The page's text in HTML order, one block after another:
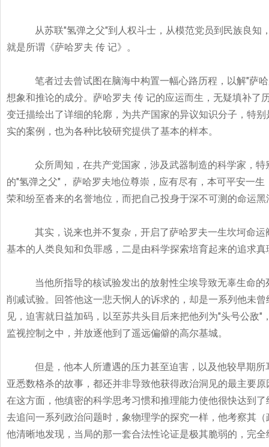
从苏联"氢弹之父"到人权斗士，从模范党员到民族良知
就是所谓《萨哈罗夫 传 记》。
笔者过去曾试图在脑海中构置一幅心路历程，以解"萨
想象和推论的成分。萨哈罗夫 传 记的应运而生，无疑填补了
变迁描绘出了详细的轮廓，为共产国家的异议知识分子，特
实的案例，也为各种比较研究提供了基本的样本。
众所周知，在共产党国家，涉及武器制造的科学家，
的"氢弹之父" ，
萨哈罗夫地位尊崇，应有尽有，本可平安一
荣和纷至沓来的名誉地位，而把自己投身于深不可测的命运
其实，说来也并不复杂，开启了萨哈罗夫一生坎坷命
基本的人类良知和负罪感，二是由科学探索培育起来的追求
当他所指导的核试验发出的放射性尘埃导致无辜生命
削减试验。回答他这一悲天悯人的诉求的，却是一系列他未
见，迫害就日益加码，以至苏共头目后来把他列为"头号公敌"
监视控制之中，并放逐他到了遥远偏僻的高尔基城。
但是，他本人所遭遇的压力甚至迫害，以及他较早期
亚悉数格杀的故事，都还并非导致他获得政治洞见的最主要
在这方面，他缜密的科学思考习惯和推理能力使他很快达到
去追问一系列政治问题时，象物理学的探究一样，他考察其
他清晰地发现，当局的那一套合法性论证是极其脆弱的，完